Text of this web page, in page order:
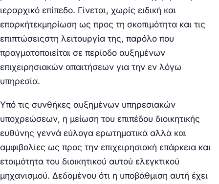
ιεραρχικό επίπεδο. Γίνεται, χωρίς ειδική και
επαρκήτεκμηρίωση ως προς τη σκοπιμότητα και τις
επιπτώσειςστη λειτουργία της, παρόλο που
πραγματοποιείται σε περίοδο αυξημένων
επιχειρησιακών απαιτήσεων για την εν λόγω
υπηρεσία.
Υπό τις συνθήκες αυξημένων υπηρεσιακών
υποχρεώσεων, η μείωση του επιπέδου διοικητικής
ευθύνης γεννά εύλογα ερωτηματικά αλλά και
αμφιβολίες ως προς την επιχειρησιακή επάρκεια και
ετοιμότητα του διοικητικού αυτού ελεγκτικού
μηχανισμού. Δεδομένου ότι η υποβάθμιση αυτή έχει